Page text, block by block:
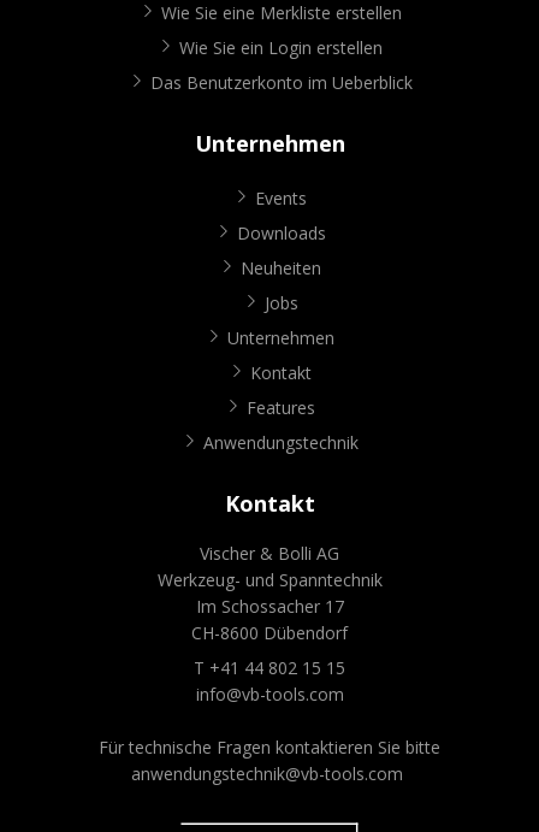
Wie Sie eine Merkliste erstellen
Wie Sie ein Login erstellen
Das Benutzerkonto im Ueberblick
Unternehmen
Events
Downloads
Neuheiten
Jobs
Unternehmen
Kontakt
Features
Anwendungstechnik
Kontakt
Vischer & Bolli AG
Werkzeug- und Spanntechnik
Im Schossacher 17
CH-8600 Dübendorf
T +41 44 802 15 15
info@vb-tools.com
Für technische Fragen kontaktieren Sie bitte
anwendungstechnik@vb-tools.com